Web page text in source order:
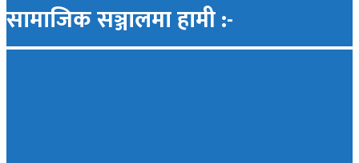
सामाजिक सञ्जालमा हामी :-